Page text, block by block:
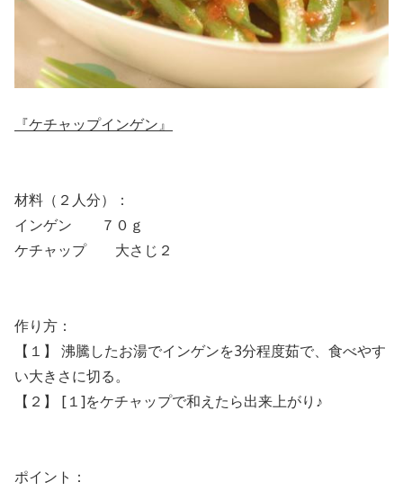
『ケチャップインゲン』
材料（２人分）：
インゲン ７０ｇ
ケチャップ 大さじ２
作り方：
【１】 沸騰したお湯でインゲンを3分程度茹で、食べやす
い大きさに切る。
【２】 [１]をケチャップで和えたら出来上がり♪
ポイント：